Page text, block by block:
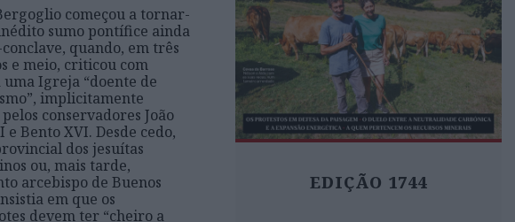
começou a tornar-
sumo pontífice ainda
quando, em três
e meio, criticou com
uma Igreja “doente de
implicitamente
conservadores João
e Bento XVI. Desde cedo,
dos jesuítas
ou, mais tarde,
arcebispo de Buenos
em que os
devem ter “cheiro a
EDIÇÃO 1744